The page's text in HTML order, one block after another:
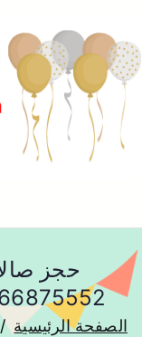
حجز
66875552 للاعراس وكل
الصفحة الرئيسية